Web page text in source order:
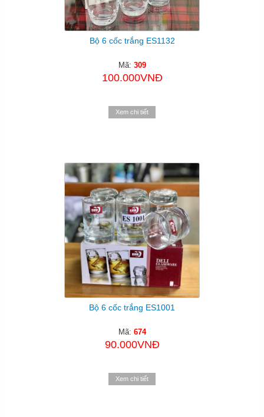
Bộ 6 cốc trắng ES1132
Mã: 309
100.000VNĐ
Xem chi tiết
Bộ 6 cốc trắng ES1001
Mã: 674
90.000VNĐ
Xem chi tiết